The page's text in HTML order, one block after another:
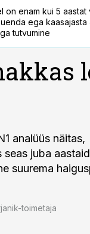
on enam kui 5
ega
tutvumine
analüüs näitas,
seas juba
suurema
toimetaja